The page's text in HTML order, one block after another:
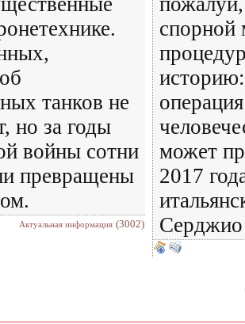
танков не
но за годы
войны сотни
превращены
Актуальная информация (3002)
спорной
может
2017
Серджио